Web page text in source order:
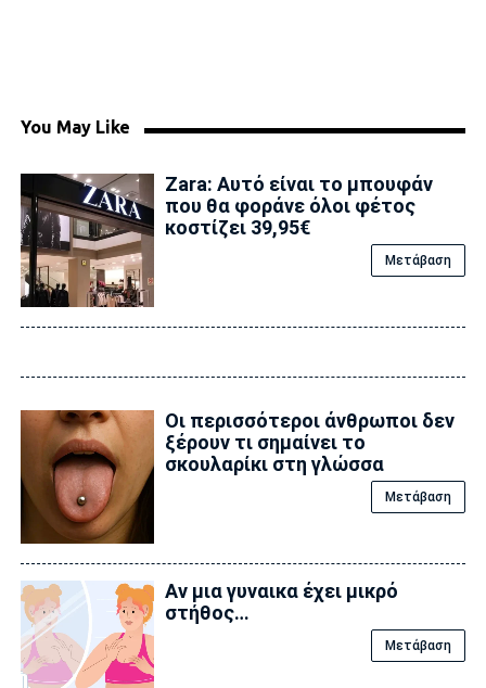
You May Like
Zara: Αυτό είναι το μπουφάν
που θα φοράνε όλοι φέτος
κοστίζει 39,95€
Μετάβαση
Οι περισσότεροι άνθρωποι δεν
ξέρουν τι σημαίνει το
σκουλαρίκι στη γλώσσα
Μετάβαση
Αν μια γυναικα έχει μικρό
στήθος…
Μετάβαση